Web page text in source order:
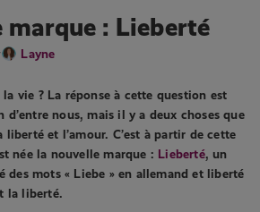
marque : Lieberté
Layne
vie ? La réponse à cette question est
nous, mais il y a deux choses que
et l’amour. C’est à partir de cette
née la nouvelle marque : Lieberté, un
des mots « Liebe » en allemand et liberté
la liberté.